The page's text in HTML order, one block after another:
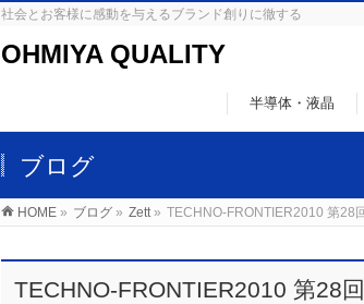
社会とお客様に感動を与えるブランド創りに徹する
OHMIYA QUALITY
半導体・液晶
ブログ
HOME » ブログ » Zett» TECHNO-FRONTIER2010 第28
TECHNO-FRONTIER2010 第28